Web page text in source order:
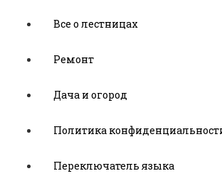
Все о лестницах
Ремонт
Дача и огород
Политика
Переключатель языка